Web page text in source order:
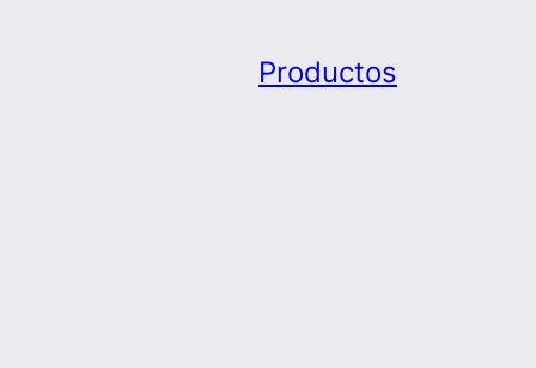
Productos